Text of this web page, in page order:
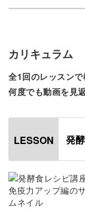
力が備わってい
下してしまいます
そんな免疫力の
そのため、腸内
のためにとても重
腸内の善玉菌を
カリキュラム
全1回のレッスンで
何度でも動画を見
LESSON 発